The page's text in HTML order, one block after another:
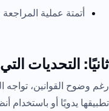
أتمتة عملية المراجعة
ثانيًا: التحديات
رغم وضوح القوانين،
تطبيقها يدويًا أو باستخدام